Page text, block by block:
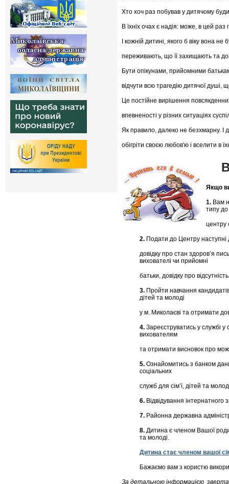
Хто хоч раз побував у дитячому
В їхніх очах є надія: може, в цей
І кожній дитині, якого б віку вона
переживають, що її захищають та
Бути опікунами, прийомними
відчути всю трагедію дитячої душі,
Це постійне вирішення
впевненості у різних ситуаціях
Як правило, далеко не безхмарну. І
обігріти своєю любов'ю і вселити в
Якщо
1. Вам
типу
центру
2. Подати до Центру наступні
довідку про стан здоров’я
вихователі чи прийомні
батьки, довідку про
3. Пройти навчання
дітей та молоді
у м. Миколаєві та отримати
4. Зареєструватись у службі
вихователям
та отримати висновок про
5. Ознайомитись з банком
соціальних
служб для сім’ї, дітей та
6. Відвідування
7. Районна державна
8. Дитина є членом Вашої
та молоді.
Дитина стає членом вашої
Бажаємо вам з користю
За детальною інформацією